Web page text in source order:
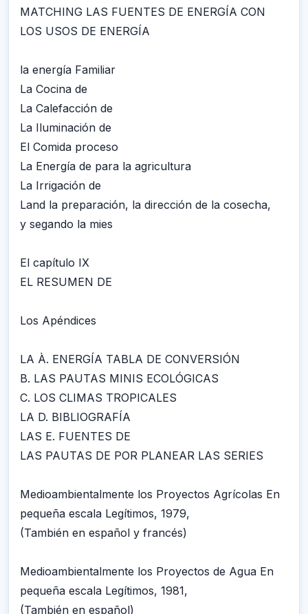
MATCHING LAS FUENTES DE ENERGÍA CON
LOS USOS DE ENERGÍA
la energía Familiar
La Cocina de
La Calefacción de
La Iluminación de
El Comida proceso
La Energía de para la agricultura
La Irrigación de
Land la preparación, la dirección de la cosecha,
y segando la mies
El capítulo IX
EL RESUMEN DE
Los Apéndices
LA À. ENERGÍA TABLA DE CONVERSIÓN
B. LAS PAUTAS MINIS ECOLÓGICAS
C. LOS CLIMAS TROPICALES
LA D. BIBLIOGRAFÍA
LAS E. FUENTES DE
LAS PAUTAS DE POR PLANEAR LAS SERIES
Medioambientalmente los Proyectos Agrícolas En
pequeña escala Legítimos, 1979,
(También en español y francés)
Medioambientalmente los Proyectos de Agua En
pequeña escala Legítimos, 1981,
(También en español)